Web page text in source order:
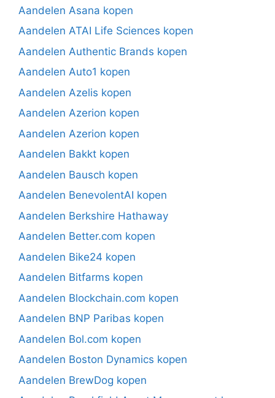
Aandelen Asana kopen
Aandelen ATAI Life Sciences kopen
Aandelen Authentic Brands kopen
Aandelen Auto1 kopen
Aandelen Azelis kopen
Aandelen Azerion kopen
Aandelen Azerion kopen
Aandelen Bakkt kopen
Aandelen Bausch kopen
Aandelen BenevolentAI kopen
Aandelen Berkshire Hathaway
Aandelen Better.com kopen
Aandelen Bike24 kopen
Aandelen Bitfarms kopen
Aandelen Blockchain.com kopen
Aandelen BNP Paribas kopen
Aandelen Bol.com kopen
Aandelen Boston Dynamics kopen
Aandelen BrewDog kopen